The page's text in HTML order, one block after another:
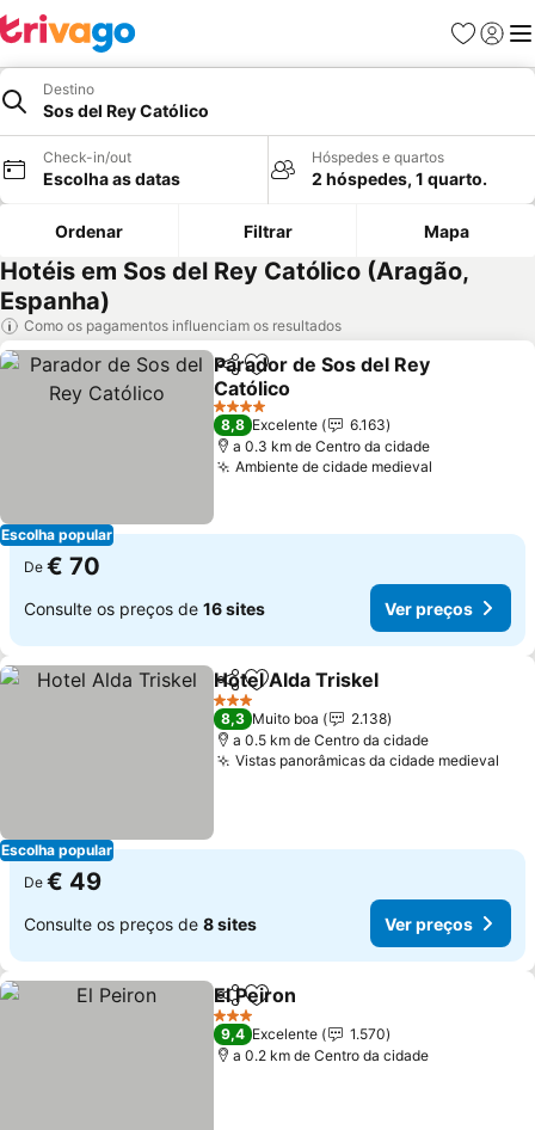
Favoritos
Iniciar
Destino
Sos del Rey Católico
Check-in/out
Escolha as datas
Hóspedes e quartos
2 hóspedes, 1 quarto.
Ordenar Filtrar Mapa
Hotéis em Sos del Rey Católico (Aragão,
Espanha)
Como os pagamentos influenciam os resultados
Escolha popular
PartilharAdicionar aos favoritos
Parador de Sos del Rey
Católico
4 Estrelas
8,8 Excelente
6.163
a 0.3 km de Centro da cidade
Ambiente de cidade medieval
De € 70
Consulte os preços de 16 sites Ver preços
Escolha popular
PartilharAdicionar aos favoritos
Hotel Alda Triskel
3 Estrelas
8,3 Muito boa
2.138
a 0.5 km de Centro da cidade
Vistas panorâmicas da cidade medieval
De € 49
Consulte os preços de 8 sites Ver preços
PartilharAdicionar aos favoritos
El Peiron
3 Estrelas
9,4 Excelente
1.570
a 0.2 km de Centro da cidade